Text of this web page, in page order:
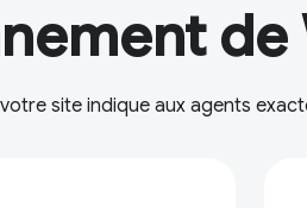
de
site indique aux agents